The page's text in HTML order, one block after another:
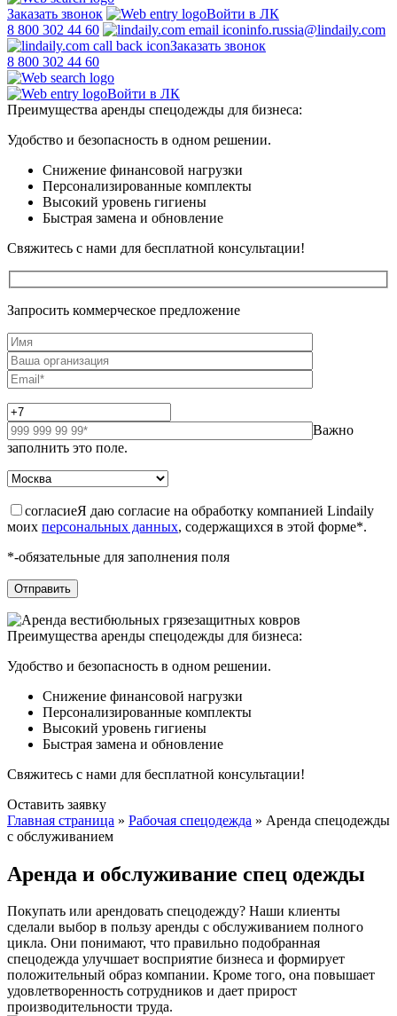
Заказать звонок
Войти в ЛК
8 800 302 44 60
info.russia@lindaily.com
Заказать звонок
8 800 302 44 60
Войти в ЛК
Преимущества аренды спецодежды для бизнеса:
Удобство и безопасность в одном решении.
Снижение финансовой нагрузки
Персонализированные комплекты
Высокий уровень гигиены
Быстрая замена и обновление
Свяжитесь с нами для бесплатной консультации!
Запросить коммерческое предложение
Важно
заполнить это поле.
согласиеЯ даю согласие на обработку компанией Lindaily
моих персональных данных, содержащихся в этой форме*.
*-обязательные для заполнения поля
Преимущества аренды спецодежды для бизнеса:
Удобство и безопасность в одном решении.
Снижение финансовой нагрузки
Персонализированные комплекты
Высокий уровень гигиены
Быстрая замена и обновление
Свяжитесь с нами для бесплатной консультации!
Оставить заявку
Главная страница » Рабочая спецодежда » Аренда спецодежды
с обслуживанием
Аренда и обслуживание спец одежды
Покупать или арендовать спецодежду? Наши клиенты
сделали выбор в пользу аренды с обслуживанием полного
цикла. Они понимают, что правильно подобранная
спецодежда улучшает восприятие бизнеса и формирует
положительный образ компании. Кроме того, она повышает
удовлетворенность сотрудников и дает прирост
производительности труда.